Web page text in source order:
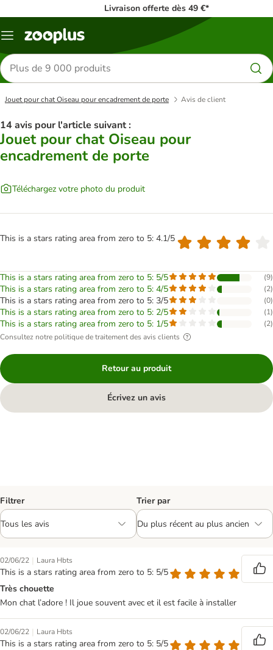
Livraison offerte dès 49 €*
Menu
Rechercher
des
produits
Jouet pour chat Oiseau pour encadrement de porte Avis de client
14 avis pour l'article suivant :
Jouet pour chat Oiseau pour
encadrement de porte
Téléchargez votre photo du produit
This is a stars rating area from zero to 5: 4.1/5
This is a stars rating area from zero to 5: 5/5 (9)
This is a stars rating area from zero to 5: 4/5 (2)
This is a stars rating area from zero to 5: 3/5 (0)
This is a stars rating area from zero to 5: 2/5 (1)
This is a stars rating area from zero to 5: 1/5 (2)
Consultez notre politique de traitement des avis clients
Retour au produit
Écrivez un avis
Filtrer Trier par
02/06/22 | Laura Hbts
This is a stars rating area from zero to 5: 5/5
Très chouette
Mon chat l’adore ! Il joue souvent avec et il est facile à installer
02/06/22 | Laura Hbts
This is a stars rating area from zero to 5: 5/5